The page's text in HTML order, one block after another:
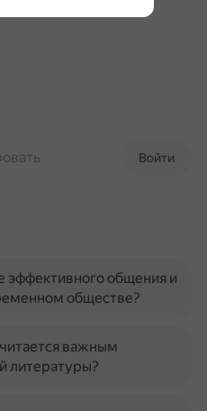
Войти
эффективного общения и
обществе?
важным
литературы?